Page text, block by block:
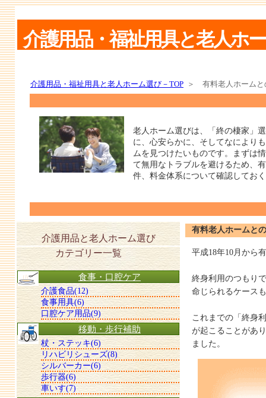
介護用品・福祉用具と老人ホ
介護用品・福祉用具と老人ホーム選び－TOP ＞ 有料老人ホームと
老人ホーム選びは、「終の棲家」
に、心安らかに、そしてなにより
ムを見つけたいものです。まずは
て無用なトラブルを避けるため、
件、料金体系について確認してお
介護用品と老人ホーム選び
有料老人ホームと
平成18年10月から
終身利用のつもり
命じられるケース
これまでの「終身
が起こることがあ
ました。
カテゴリー一覧
食事・口腔ケア
介護食品(12)
食事用具(6)
口腔ケア用品(9)
移動・歩行補助
杖・ステッキ(6)
リハビリシューズ(8)
シルバーカー(6)
歩行器(6)
車いす(7)